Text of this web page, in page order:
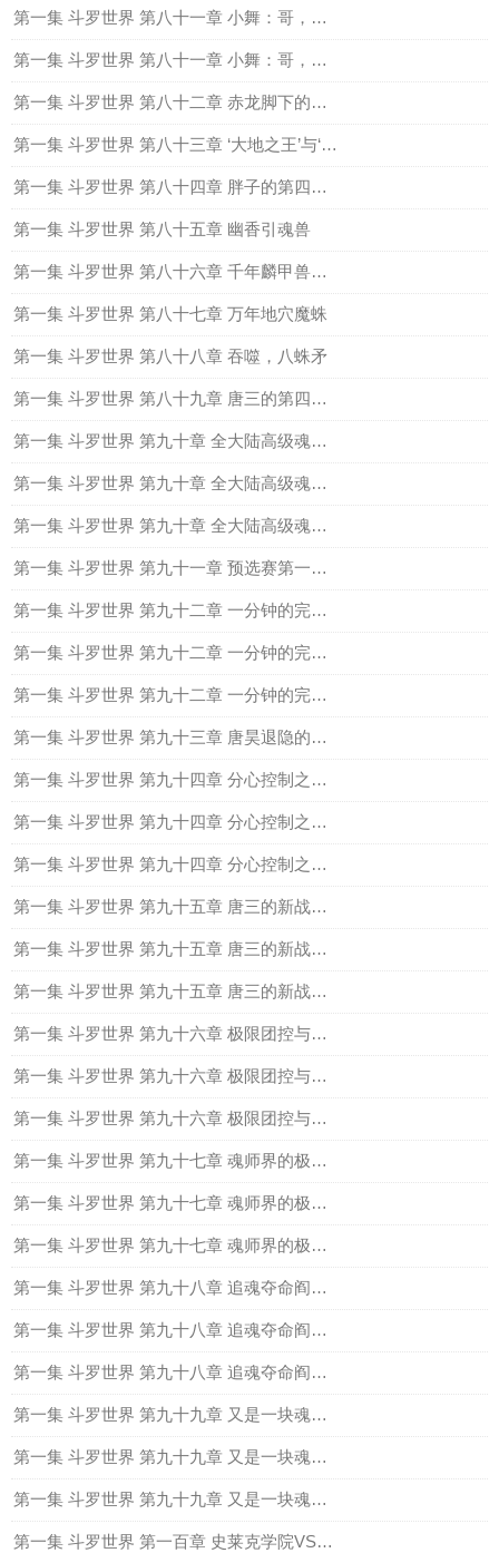
第一集 斗罗世界 第八十一章 小舞：哥，替我梳头（中）
第一集 斗罗世界 第八十一章 小舞：哥，替我梳头（下）
第一集 斗罗世界 第八十二章 赤龙脚下的大地之王
第一集 斗罗世界 第八十三章 ‘大地之王’与‘粉红娘娘’
第一集 斗罗世界 第八十四章 胖子的第四魂技，凤凰啸天击
第一集 斗罗世界 第八十五章 幽香引魂兽
第一集 斗罗世界 第八十六章 千年麟甲兽与万年魔蛛
第一集 斗罗世界 第八十七章 万年地穴魔蛛
第一集 斗罗世界 第八十八章 吞噬，八蛛矛
第一集 斗罗世界 第八十九章 唐三的第四魂技
第一集 斗罗世界 第九十章 全大陆高级魂师学院精英大赛上
第一集 斗罗世界 第九十章 全大陆高级魂师学院精英大赛中
第一集 斗罗世界 第九十章 全大陆高级魂师学院精英大赛下
第一集 斗罗世界 第九十一章 预选赛第一场，开战
第一集 斗罗世界 第九十二章 一分钟的完胜（上）
第一集 斗罗世界 第九十二章 一分钟的完胜（中）
第一集 斗罗世界 第九十二章 一分钟的完胜（下）
第一集 斗罗世界 第九十三章 唐昊退隐的原因
第一集 斗罗世界 第九十四章 分心控制之三窍御之心上
第一集 斗罗世界 第九十四章 分心控制之三窍御之心中
第一集 斗罗世界 第九十四章 分心控制之三窍御之心下
第一集 斗罗世界 第九十五章 唐三的新战术，宇宙天空流（上）
第一集 斗罗世界 第九十五章 唐三的新战术，宇宙天空流（中）
第一集 斗罗世界 第九十五章 唐三的新战术，宇宙天空流（下）
第一集 斗罗世界 第九十六章 极限团控与恐怖的幽冥白虎上
第一集 斗罗世界 第九十六章 极限团控与恐怖的幽冥白虎中
第一集 斗罗世界 第九十六章 极限团控与恐怖的幽冥白虎下
第一集 斗罗世界 第九十七章 魂师界的极限流与均衡流（上）
第一集 斗罗世界 第九十七章 魂师界的极限流与均衡流（中）
第一集 斗罗世界 第九十七章 魂师界的极限流与均衡流（下）
第一集 斗罗世界 第九十八章 追魂夺命阎王帖（上）
第一集 斗罗世界 第九十八章 追魂夺命阎王帖（中）
第一集 斗罗世界 第九十八章 追魂夺命阎王帖（下）
第一集 斗罗世界 第九十九章 又是一块魂骨（上）
第一集 斗罗世界 第九十九章 又是一块魂骨（中）
第一集 斗罗世界 第九十九章 又是一块魂骨（下）
第一集 斗罗世界 第一百章 史莱克学院VS炽火学院全